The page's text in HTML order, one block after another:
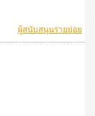
ผู้สนับสนุนรายย่อย